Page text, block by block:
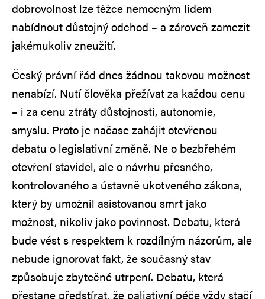
dobrovolnost lze těžce nemocným lidem
nabídnout důstojný odchod – a zároveň zamezit
jakémukoliv zneužití.
Český právní řád dnes žádnou takovou možnost
nenabízí. Nutí člověka přežívat za každou cenu
– i za cenu ztráty důstojnosti, autonomie,
smyslu. Proto je načase zahájit otevřenou
debatu o legislativní změně. Ne o bezbřehém
otevření stavidel, ale o návrhu přesného,
kontrolovaného a ústavně ukotveného zákona,
který by umožnil asistovanou smrt jako
možnost, nikoliv jako povinnost. Debatu, která
bude vést s respektem k rozdílným názorům, ale
nebude ignorovat fakt, že současný stav
způsobuje zbytečné utrpení. Debatu, která
přestane předstírat, že paliativní péče vždy stačí